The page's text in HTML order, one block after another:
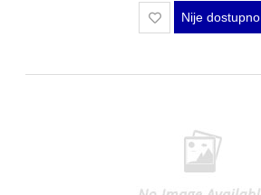
Nije dostupno